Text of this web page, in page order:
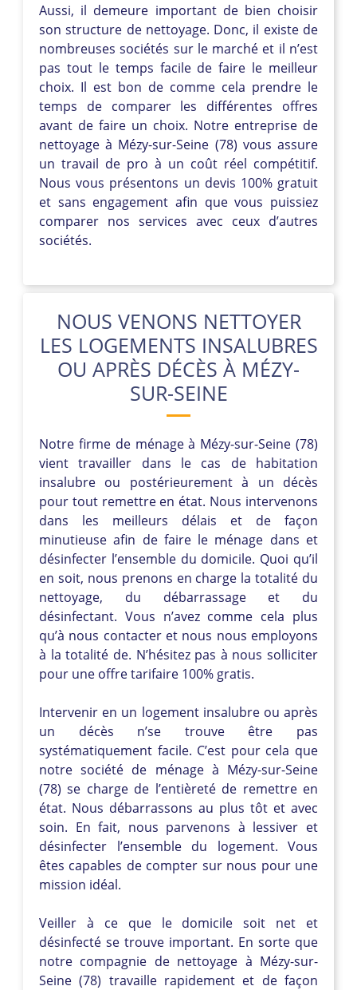
Aussi, il demeure important de bien choisir
son structure de nettoyage. Donc, il existe de
nombreuses sociétés sur le marché et il n’est
pas tout le temps facile de faire le meilleur
choix. Il est bon de comme cela prendre le
temps de comparer les différentes offres
avant de faire un choix. Notre entreprise de
nettoyage à Mézy-sur-Seine (78) vous assure
un travail de pro à un coût réel compétitif.
Nous vous présentons un devis 100% gratuit
et sans engagement afin que vous puissiez
comparer nos services avec ceux d’autres
sociétés.
NOUS VENONS NETTOYER
LES LOGEMENTS INSALUBRES
OU APRÈS DÉCÈS À MÉZY-
SUR-SEINE
Notre firme de ménage à Mézy-sur-Seine (78)
vient travailler dans le cas de habitation
insalubre ou postérieurement à un décès
pour tout remettre en état. Nous intervenons
dans les meilleurs délais et de façon
minutieuse afin de faire le ménage dans et
désinfecter l’ensemble du domicile. Quoi qu’il
en soit, nous prenons en charge la totalité du
nettoyage, du débarrassage et du
désinfectant. Vous n’avez comme cela plus
qu’à nous contacter et nous nous employons
à la totalité de. N’hésitez pas à nous solliciter
pour une offre tarifaire 100% gratis.
Intervenir en un logement insalubre ou après
un décès n’se trouve être pas
systématiquement facile. C’est pour cela que
notre société de ménage à Mézy-sur-Seine
(78) se charge de l’entièreté de remettre en
état. Nous débarrassons au plus tôt et avec
soin. En fait, nous parvenons à lessiver et
désinfecter l’ensemble du logement. Vous
êtes capables de compter sur nous pour une
mission idéal.
Veiller à ce que le domicile soit net et
désinfecté se trouve important. En sorte que
notre compagnie de nettoyage à Mézy-sur-
Seine (78) travaille rapidement et de façon